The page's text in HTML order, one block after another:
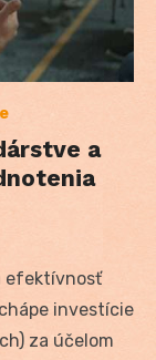
a
efektívnosť
investície
za účelom